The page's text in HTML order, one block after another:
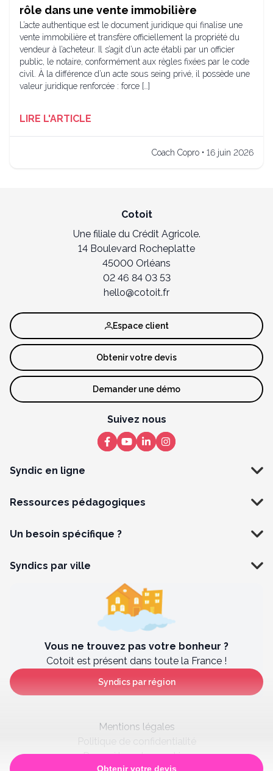
rôle dans une vente immobilière
L’acte authentique est le document juridique qui finalise une
vente immobilière et transfère officiellement la propriété du
vendeur à l’acheteur. Il s’agit d’un acte établi par un officier
public, le notaire, conformément aux règles fixées par le code
civil. À la différence d’un acte sous seing privé, il possède une
valeur juridique renforcée : force […]
LIRE L'ARTICLE
Coach Copro • 16 juin 2026
Obtenir votre devis
Cotoit
Une filiale du Crédit Agricole.
14 Boulevard Rocheplatte
45000 Orléans
02 46 84 03 53
hello@cotoit.fr
Syndic en ligne
Ressources pédagogiques
Un besoin spécifique ?
Espace client
Obtenir votre devis
Demander une démo
Suivez nous
Syndics par ville
Vous ne trouvez pas votre bonheur ?
Cotoit est présent dans toute la France !
Syndics par région
Mentions légales
Politique de confidentialité
Paramètres des cookies